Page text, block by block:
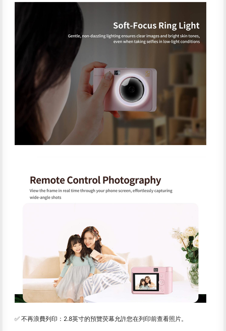
✅ 不再浪費列印：2.8英寸的預覽荧幕允許您在列印前查看照片。